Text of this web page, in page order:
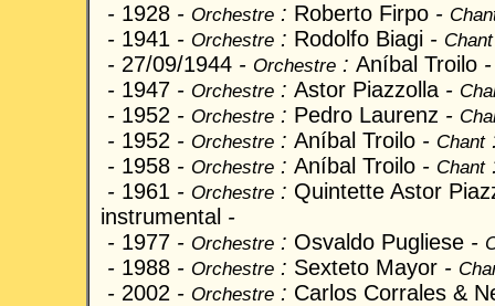
- 1928 - Orchestre : Roberto Firpo -
- 1941 - Orchestre : Rodolfo Biagi - Chant
- 27/09/1944 - Orchestre : Aníbal Troilo
- 1947 - Orchestre : Astor Piazzolla -
- 1952 - Orchestre : Pedro Laurenz -
- 1952 - Orchestre : Aníbal Troilo - Chant
- 1958 - Orchestre : Aníbal Troilo - Chant
- 1961 - Orchestre : Quintette Astor
instrumental -
- 1977 - Orchestre : Osvaldo Pugliese -
- 1988 - Orchestre : Sexteto Mayor -
- 2002 - Orchestre : Carlos Corrales &